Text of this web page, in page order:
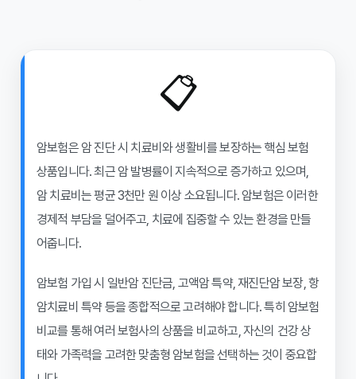
📋
암보험은 암 진단 시 치료비와 생활비를 보장하는 핵심 보험
상품입니다. 최근 암 발병률이 지속적으로 증가하고 있으며,
암 치료비는 평균 3천만 원 이상 소요됩니다. 암보험은 이러한
경제적 부담을 덜어주고, 치료에 집중할 수 있는 환경을 만들
어줍니다.
암보험 가입 시 일반암 진단금, 고액암 특약, 재진단암 보장, 항
암치료비 특약 등을 종합적으로 고려해야 합니다. 특히 암보험
비교를 통해 여러 보험사의 상품을 비교하고, 자신의 건강 상
태와 가족력을 고려한 맞춤형 암보험을 선택하는 것이 중요합